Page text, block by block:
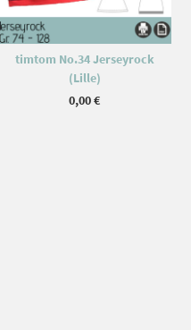
timtom No.34 Jerseyrock
(Lille)
0,00€